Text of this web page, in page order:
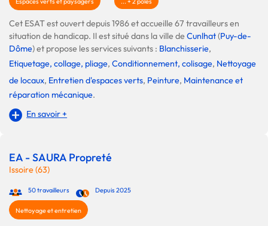
Cet ESAT est ouvert depuis 1986 et accueille 67 travailleurs en
situation de handicap. Il est situé dans la ville deCunlhat(Puy-de-
Dôme) et propose les services suivants : Blanchisserie,
Etiquetage, collage, pliage, Conditionnement, colisage, Nettoyage
de locaux, Entretien d'espaces verts, Peinture, Maintenance et
réparation mécanique.
En savoir +
EA - SAURA Propreté
Issoire (63)
50 travailleurs Depuis 2025
Nettoyage et entretien